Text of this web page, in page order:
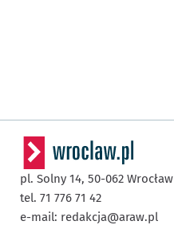
pl. Solny 14, 50-062 Wrocław
tel. 71 776 71 42
e-mail: redakcja@araw.pl